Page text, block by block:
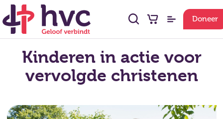
Doneer
Kinderen in actie voor
vervolgde christenen